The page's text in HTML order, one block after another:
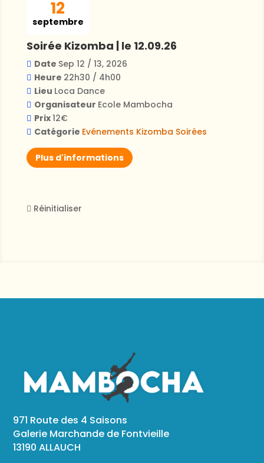
12
septembre
Soirée Kizomba | le 12.09.26
Date Sep 12 / 13, 2026
Heure 22h30 / 4h00
Lieu Loca Dance
Organisateur Ecole Mambocha
Prix12€
Catégorie Evénements Kizomba Soirées
Plus d'informations
Réinitialiser
971 Route des 4 Saisons
Galerie Marchande de Fontvieille
13190 ALLAUCH